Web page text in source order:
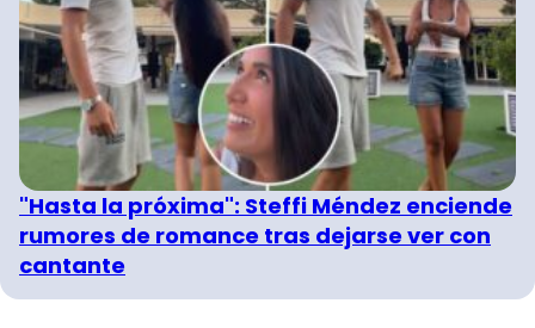
"Hasta la próxima": Steffi Méndez enciende
rumores de romance tras dejarse ver con
cantante